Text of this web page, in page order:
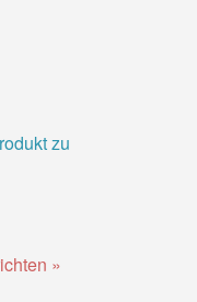
zu
»